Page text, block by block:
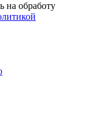
на обработу